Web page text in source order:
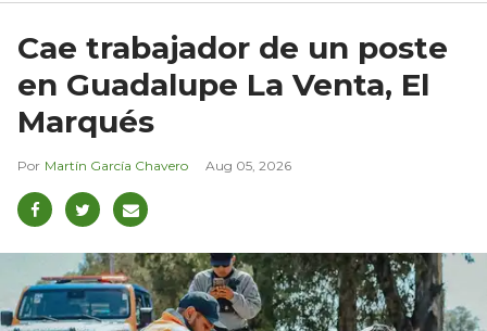
Cae trabajador de un poste
en Guadalupe La Venta, El
Marqués
Martín García Chavero Aug 05, 2026